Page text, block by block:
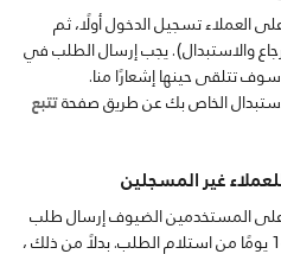
العملاء تسجيل الدخول أولًا، ثم
والاستبدال). يجب إرسال الطلب في
الخاص بك عن طريق صفحةتتبع
غير المسجلين
على المستخدمين الضيوف إرسال طلب
في غضون 14 يومًا من استلام الطلب. بدلاً من ذلك ،